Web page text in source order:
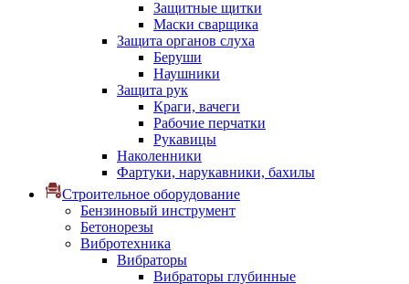
Защитные щитки
Маски сварщика
Защита органов слуха
Беруши
Наушники
Защита рук
Краги, вачеги
Рабочие перчатки
Рукавицы
Наколенники
Фартуки, нарукавники, бахилы
Строительное оборудование
Бензиновый инструмент
Бетонорезы
Вибротехника
Вибраторы
Вибраторы глубинные